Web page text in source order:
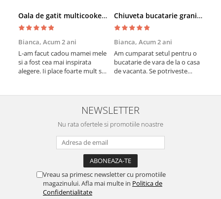
Oala de gatit multicooker 11 functii Instant Pot Pro Crisp 8 + Air Fryer 7.6 lt
Bianca, Acum 2 ani
L-am facut cadou mamei mele
si a fost cea mai inspirata
alegere. Ii place foarte mult sa
tot invarta in cratita...ma
gandesc serios sa imi cumpar
si eu! Recomand mult !
Chiuveta bucatarie granit cu finisaj negru perlat/cupru Steingran Art Copper cu dozator si baterie Quadron
Bianca, Acum 2 ani
Am cumparat setul pentru o
bucatarie de vara de la o casa
de vacanta. Se potriveste
Calitate foarte buna,
recomand cu drag !
NEWSLETTER
Nu rata ofertele si promotiile noastre
Vreau sa primesc newsletter cu promotiile
magazinului. Afla mai multe in Politica de
Confidentialitate